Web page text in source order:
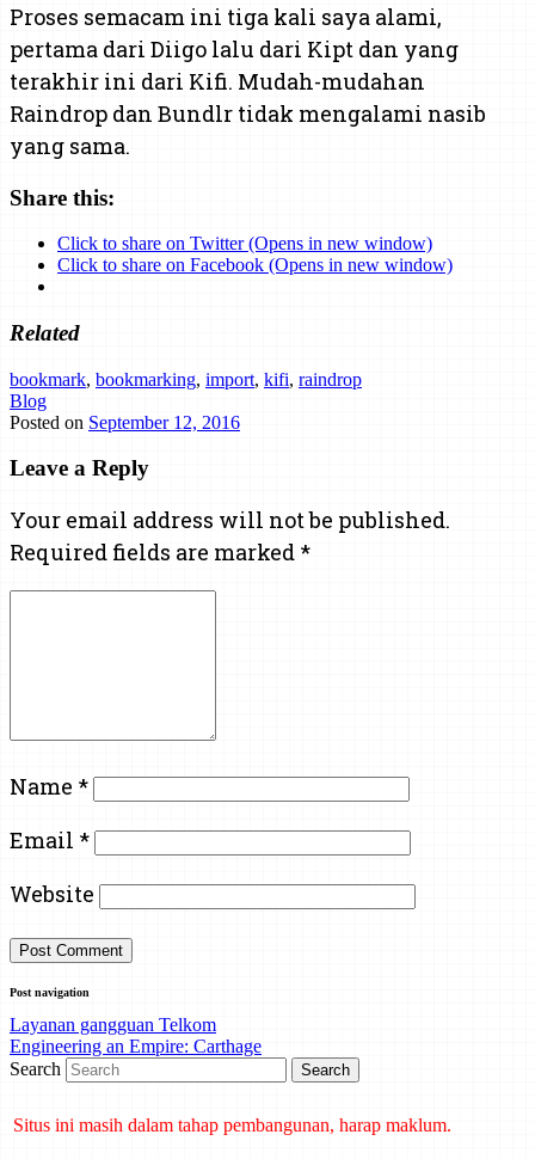
Proses semacam ini tiga kali saya alami,
pertama dari Diigo lalu dari Kipt dan yang
terakhir ini dari Kifi. Mudah-mudahan
Raindrop dan Bundlr tidak mengalami nasib
yang sama.
Share this:
Click to share on Twitter (Opens in new window)
Click to share on Facebook (Opens in new window)
Related
bookmark, bookmarking, import, kifi, raindrop
Blog
Posted on September 12, 2016
Leave a Reply
Your email address will not be published.
Required fields are marked *
Name *
Email *
Website
Post navigation
Layanan gangguan Telkom
Engineering an Empire: Carthage
Search
Situs ini masih dalam tahap pembangunan, harap maklum.